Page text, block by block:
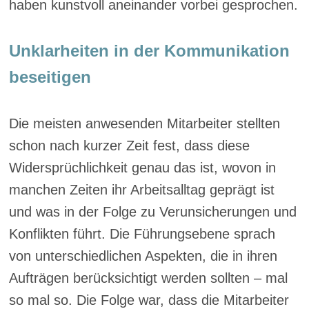
haben kunstvoll aneinander vorbei gesprochen.
Unklarheiten in der Kommunikation
beseitigen
Die meisten anwesenden Mitarbeiter stellten
schon nach kurzer Zeit fest, dass diese
Widersprüchlichkeit genau das ist, wovon in
manchen Zeiten ihr Arbeitsalltag geprägt ist
und was in der Folge zu Verunsicherungen und
Konflikten führt. Die Führungsebene sprach
von unterschiedlichen Aspekten, die in ihren
Aufträgen berücksichtigt werden sollten – mal
so mal so. Die Folge war, dass die Mitarbeiter